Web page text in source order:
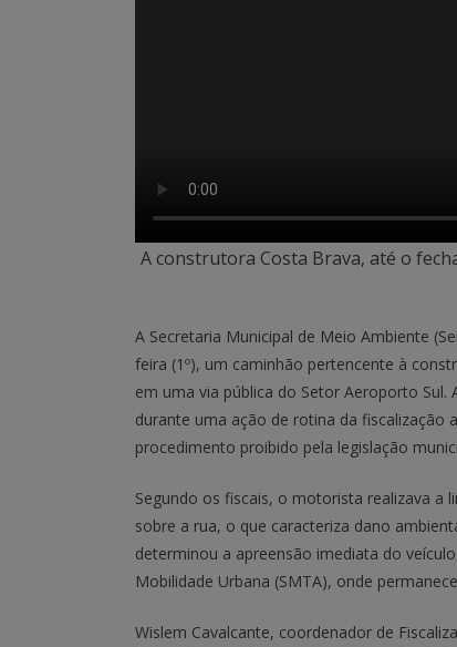
A construtora Costa Brava, até o
A Secretaria Municipal de Meio Ambiente
feira (1º), um caminhão pertencente à
em uma via pública do Setor Aeroporto
durante uma ação de rotina da
procedimento proibido pela legislação
Segundo os fiscais, o motorista realizava a
sobre a rua, o que caracteriza dano
determinou a apreensão imediata do
Mobilidade Urbana (SMTA), onde
Wislem Cavalcante, coordenador de